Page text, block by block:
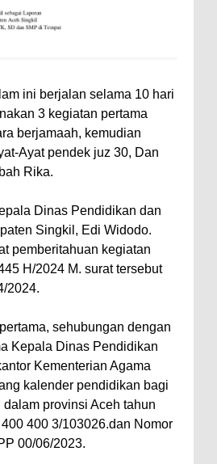
ini berjalan selama 10 hari
3 kegiatan pertama
berjamaah, kemudian
Ayat pendek juz 30, Dan
Rika.
Dinas Pendidikan dan
Singkil, Edi Widodo.
pemberitahuan kegiatan
H/2024 M. surat tersebut
2024.
sehubungan dengan
Kepala Dinas Pendidikan
Kementerian Agama
kalender pendidikan bagi
provinsi Aceh tahun
400 3/103026.dan Nomor
00/06/2023.